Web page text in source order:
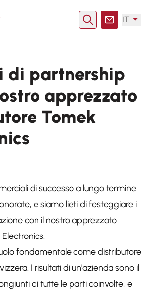
menu
iniziale
RicercaContatto
IT
di partnership
apprezzato
Tomek
di successo a lungo termine
e siamo lieti di festeggiare i
con il nostro apprezzato
fondamentale come distributore
I risultati di un'azienda sono il
di tutte le parti coinvolte, e